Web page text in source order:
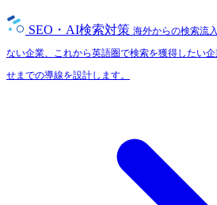
SEO・AI検索対策 海外からの検索流
ない企業、これから英語圏で検索を獲得したい
せまでの導線を設計します。